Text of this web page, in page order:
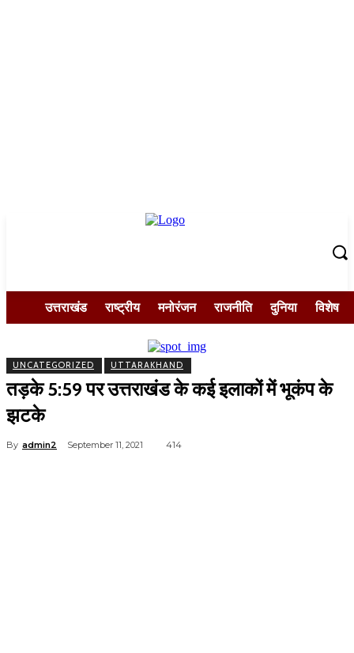
उत्तराखंड राष्ट्रीय मनोरंजन राजनीति दुनिया विशेष
UNCATEGORIZED UTTARAKHAND
तड़के 5:59 पर उत्तराखंड के कई इलाकों में भूकंप के
झटके
By admin2 September 11, 2021 414